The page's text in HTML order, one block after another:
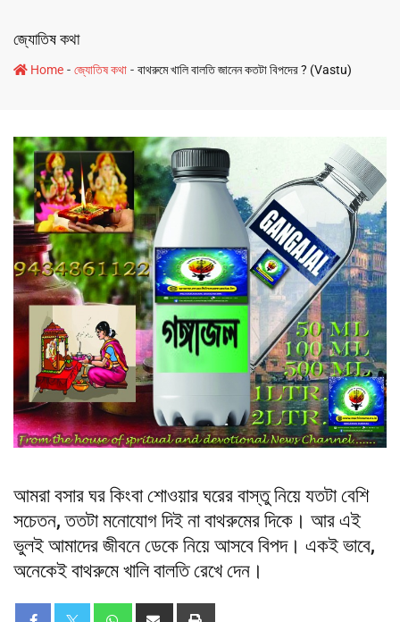
জ্যোতিষ কথা
Home - জ্যোতিষ কথা - বাথরুমে খালি বালতি জানেন কতটা বিপদের ? (Vastu)
আমরা বসার ঘর কিংবা শোওয়ার ঘরের বাস্তু নিয়ে যতটা বেশি
সচেতন, ততটা মনোযোগ দিই না বাথরুমের দিকে। আর এই
ভুলই আমাদের জীবনে ডেকে নিয়ে আসবে বিপদ। একই ভাবে,
অনেকেই বাথরুমে খালি বালতি রেখে দেন।